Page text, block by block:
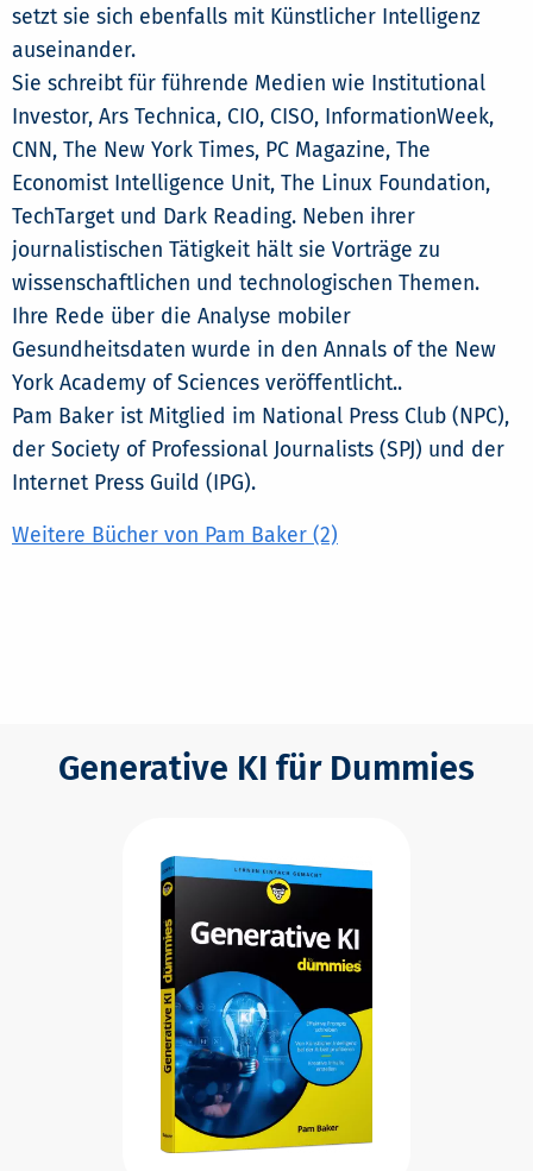
setzt sie sich ebenfalls mit Künstlicher Intelligenz
auseinander.
Sie schreibt für führende Medien wie Institutional
Investor, Ars Technica, CIO, CISO, InformationWeek,
CNN, The New York Times, PC Magazine, The
Economist Intelligence Unit, The Linux Foundation,
TechTarget und Dark Reading. Neben ihrer
journalistischen Tätigkeit hält sie Vorträge zu
wissenschaftlichen und technologischen Themen.
Ihre Rede über die Analyse mobiler
Gesundheitsdaten wurde in den Annals of the New
York Academy of Sciences veröffentlicht..
Pam Baker ist Mitglied im National Press Club (NPC),
der Society of Professional Journalists (SPJ) und der
Internet Press Guild (IPG).
Weitere Bücher von Pam Baker (2)
Generative KI für Dummies